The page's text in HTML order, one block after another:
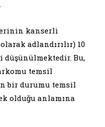
kanserli
adlandırılır) 10
düşünülmektedir. Bu,
temsil
bir durumu temsil
olduğu anlamına